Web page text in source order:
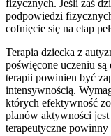
fizycznych. Jeśli zaś
podpowiedzi
cofnięcie się na etap
Terapia dziecka z
poświęcone uczeniu
terapii powinien być
intensywnością.
których efektywność
planów aktywności jest
terapeutyczne